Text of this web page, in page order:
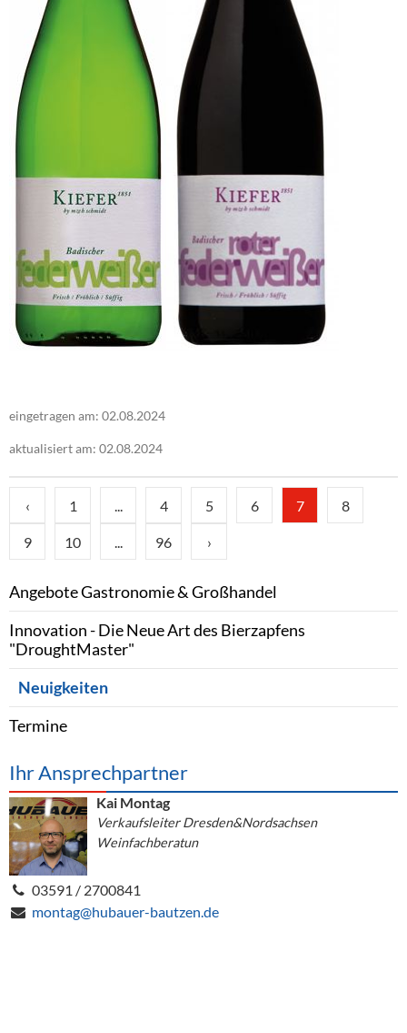
eingetragen am: 02.08.2024
aktualisiert am: 02.08.2024
‹ 1 ... 4 5 6 7 8
9 10 ... 96 ›
Angebote Gastronomie & Großhandel
Innovation - Die Neue Art des Bierzapfens
"DroughtMaster"
Neuigkeiten
Termine
Ihr Ansprechpartner
Kai Montag
Verkaufsleiter Dresden&Nordsachsen
Weinfachberatun
03591 / 2700841
montag@hubauer-bautzen.de